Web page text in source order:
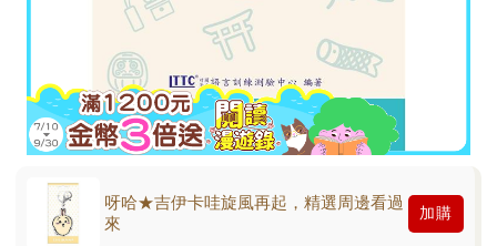
呀哈★吉伊卡哇旋風再起，精選周邊看過
來
加購